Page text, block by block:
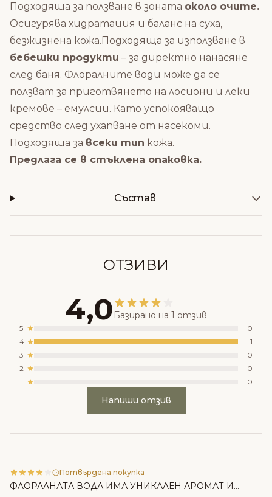
Подходяща за ползване в зоната около очите.
Осигурява хидратация и баланс на суха,
безжизнена кожа.Подходяща за използване в
бебешки продукти – за директно нанасяне
след баня. Флоралните води може да се
ползват за приготвянето на лосиони и леки
кремове – емулсии. Като успокояващо
средство след ухапване от насекоми.
Подходяща за всеки тип кожа.
Предлага се в стъклена опаковка.
Състав
ОТЗИВИ
4,0 Базирано на 1 отзив
5
0
4
1
3
0
2
0
1
0
Напиши отзив
Потвърдена покупка
ФЛОРАЛНАТА ВОДА ИМА УНИКАЛЕН АРОМАТ И...